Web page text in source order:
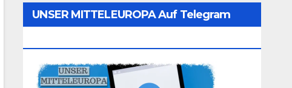
UNSER MITTELEUROPA Auf Telegram